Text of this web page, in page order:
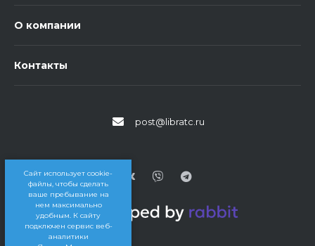
Сайт использует cookie-
файлы, чтобы сделать
ваше пребывание на
нем максимально
удобным. К cайту
подключен сервис веб-
аналитики
О компании
Контакты
post@libratc.ru